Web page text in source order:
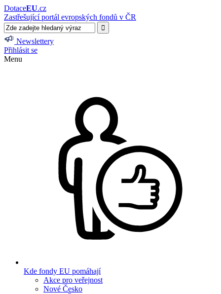
DotaceEU.cz
Zastřešující portál evropských fondů v ČR
Newslettery
Přihlásit se
Menu
Kde fondy EU pomáhají
Akce pro veřejnost
Nové Česko